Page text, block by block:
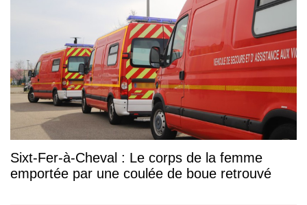
Sixt-Fer-à-Cheval : Le corps de la femme
emportée par une coulée de boue retrouvé